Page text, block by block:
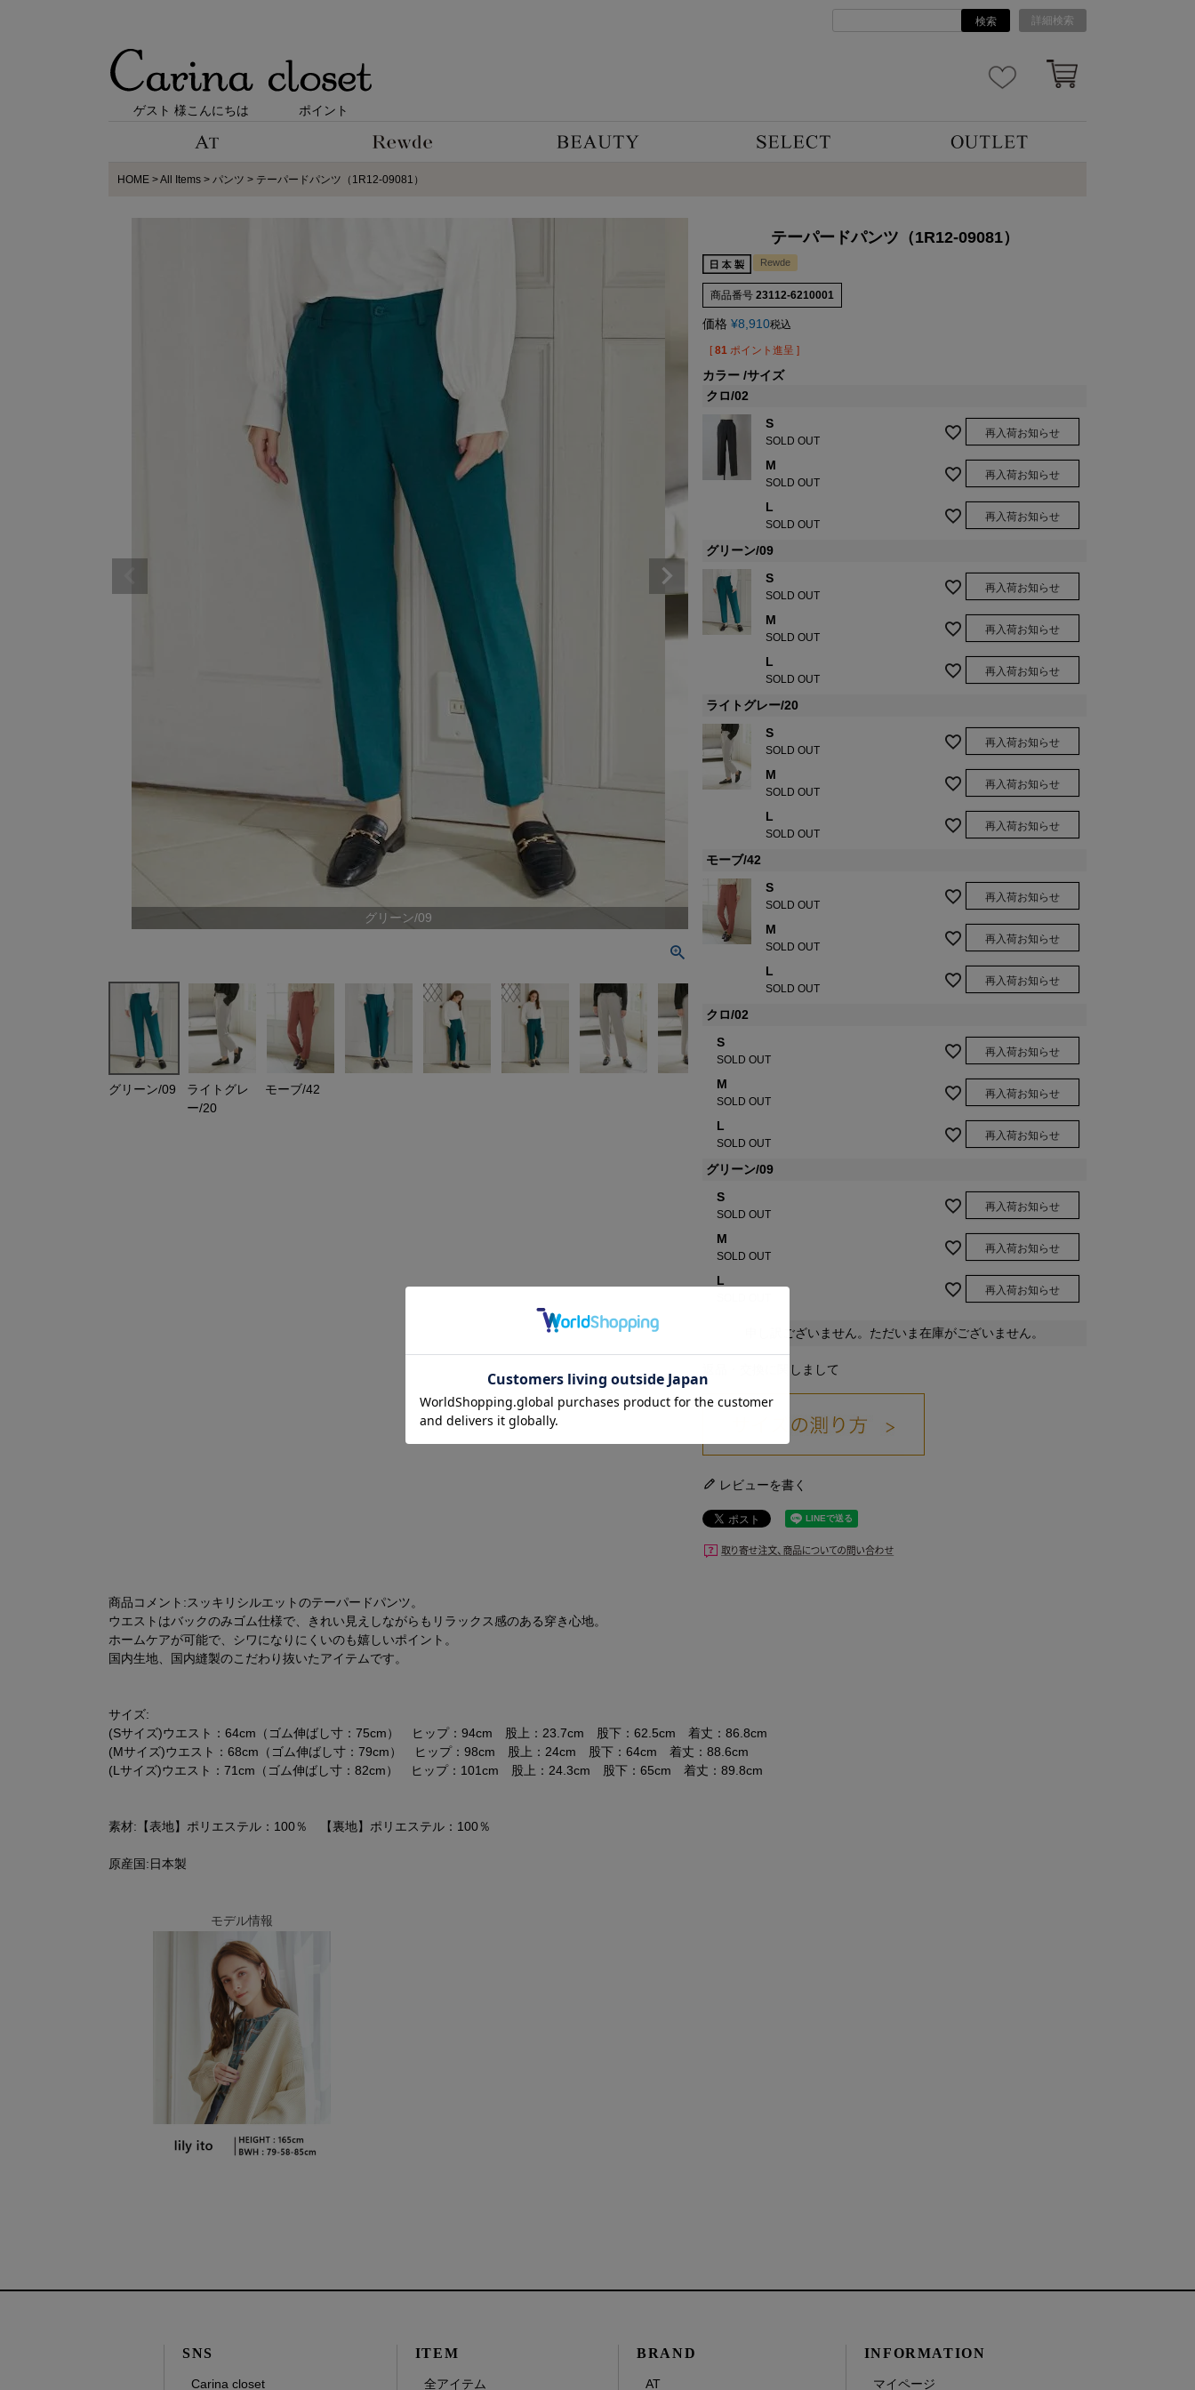
検索 詳細検索
ゲスト 様こんにちは ポイント
HOME All Items パンツ テーパードパンツ（1R12-09081）
グリーン/09
グリーン/09
ライトグレ
ー/20
モーブ/42
テーパードパンツ（1R12-09081）
Rewde
商品番号 23112-6210001
価格 ¥8,910税込
[ 81 ポイント進呈 ]
カラー サイズ
クロ/02
S
SOLD OUT
再入荷お知らせ
M
SOLD OUT
再入荷お知らせ
L
SOLD OUT
再入荷お知らせ
グリーン/09
S
SOLD OUT
再入荷お知らせ
M
SOLD OUT
再入荷お知らせ
L
SOLD OUT
再入荷お知らせ
ライトグレー/20
S
SOLD OUT
再入荷お知らせ
M
SOLD OUT
再入荷お知らせ
L
SOLD OUT
再入荷お知らせ
モーブ/42
S
SOLD OUT
再入荷お知らせ
M
SOLD OUT
再入荷お知らせ
L
SOLD OUT
再入荷お知らせ
クロ/02
S
SOLD OUT
再入荷お知らせ
M
SOLD OUT
再入荷お知らせ
L
SOLD OUT
再入荷お知らせ
グリーン/09
S
SOLD OUT
再入荷お知らせ
M
SOLD OUT
再入荷お知らせ
L
再入荷お知らせ
申し訳ございません。ただいま在庫がございません。
返品・交換に関しまして
レビューを書く
商品コメント:スッキリシルエットのテーパードパンツ。
ウエストはバックのみゴム仕様で、きれい見えしながらもリラックス感のある穿き心地。
ホームケアが可能で、シワになりにくいのも嬉しいポイント。
国内生地、国内縫製のこだわり抜いたアイテムです。
サイズ:
(Sサイズ)ウエスト：64cm（ゴム伸ばし寸：75cm） ヒップ：94cm 股上：23.7cm 股下：62.5cm 着丈：86.8cm
(Mサイズ)ウエスト：68cm（ゴム伸ばし寸：79cm） ヒップ：98cm 股上：24cm 股下：64cm 着丈：88.6cm
(Lサイズ)ウエスト：71cm（ゴム伸ばし寸：82cm） ヒップ：101cm 股上：24.3cm 股下：65cm 着丈：89.8cm
素材:【表地】ポリエステル：100％ 【裏地】ポリエステル：100％
原産国:日本製
モデル情報
SNS
Carina closet
ITEM
全アイテム
BRAND
AT
INFORMATION
マイページ